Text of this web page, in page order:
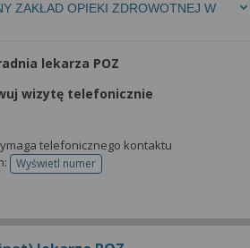
ZAKŁAD OPIEKI ZDROWOTNEJ W
lekarza POZ
wizytę telefonicznie
telefonicznego kontaktu
Wyświetl numertelefonu do rejestracji